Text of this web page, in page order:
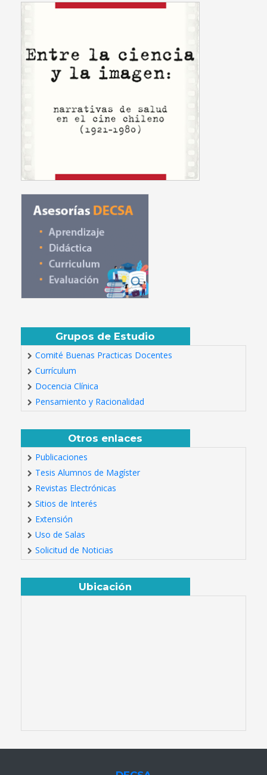
Grupos de Estudio
Comité Buenas Practicas Docentes
Currículum
Docencia Clínica
Pensamiento y Racionalidad
Otros enlaces
Publicaciones
Tesis Alumnos de Magíster
Revistas Electrónicas
Sitios de Interés
Extensión
Uso de Salas
Solicitud de Noticias
Ubicación